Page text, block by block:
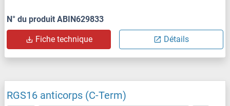
N° du produit ABIN629833
Fiche technique Détails
RGS16 anticorps (C-Term)